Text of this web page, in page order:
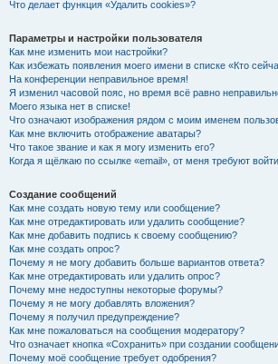
Что делает функция «Удалить cookies»?
Параметры и настройки пользователя
Как мне изменить мои настройки?
Как избежать появления моего имени в списке «Кто
На конференции неправильное время!
Я изменил часовой пояс, но время всё равно
Моего языка нет в списке!
Что означают изображения рядом с моим именем
Как мне включить отображение аватары?
Что такое звание и как я могу изменить его?
Когда я щёлкаю по ссылке «email», от меня требуют
Создание сообщений
Как мне создать новую тему или сообщение?
Как мне отредактировать или удалить сообщение?
Как мне добавить подпись к своему сообщению?
Как мне создать опрос?
Почему я не могу добавить больше вариантов ответа?
Как мне отредактировать или удалить опрос?
Почему мне недоступны некоторые форумы?
Почему я не могу добавлять вложения?
Почему я получил предупреждение?
Как мне пожаловаться на сообщения модератору?
Что означает кнопка «Сохранить» при создании
Почему моё сообщение требует одобрения?